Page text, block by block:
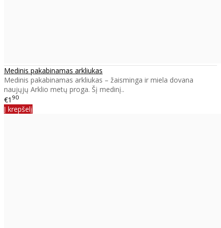
Medinis pakabinamas arkliukas
Medinis pakabinamas arkliukas – žaisminga ir miela dovana
naujųjų Arklio metų proga. Šį medinį..
€1 90
Į krepšelį